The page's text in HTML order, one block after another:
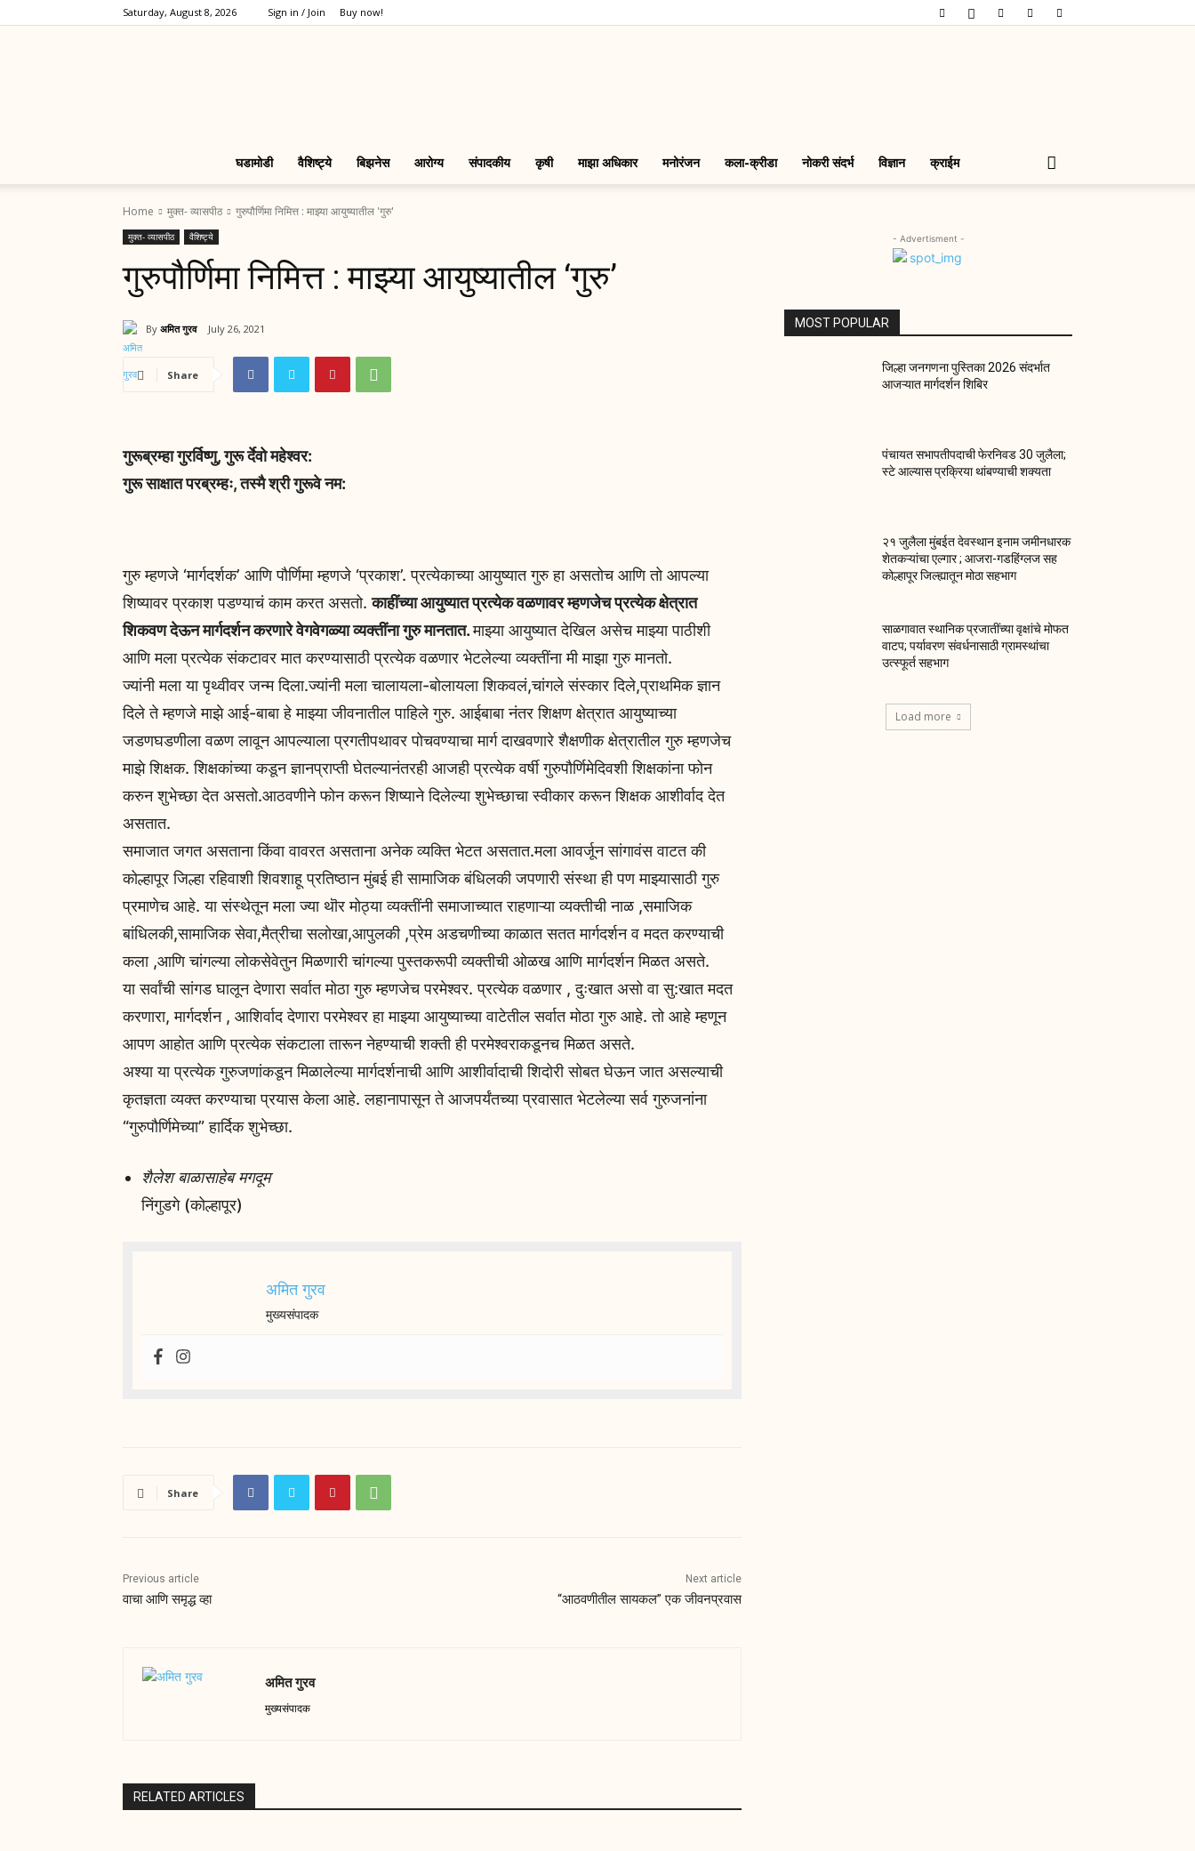
Saturday, August 8, 2026 Sign in / Join Buy now!
घडामोडी वैशिष्ट्ये बिझनेस आरोग्य संपादकीय कृषी माझा अधिकार मनोरंजन कला-क्रीडा नोकरी संदर्भ विज्ञान क्राईम
Home मुक्त- व्यासपीठ गुरुपौर्णिमा निमित्त : माझ्या आयुष्यातील 'गुरु'
मुक्त- व्यासपीठ वैशिष्ट्ये
गुरुपौर्णिमा निमित्त : माझ्या आयुष्यातील ‘गुरु’
By अमित गुरव July 26, 2021
Share
गुरूब्रम्हा गुरर्विष्णु, गुरू र्देवो महेश्वर:
गुरू साक्षात परब्रम्हः, तस्मै श्री गुरूवे नम:
गुरु म्हणजे ‘मार्गदर्शक’ आणि पौर्णिमा म्हणजे ‘प्रकाश’. प्रत्येकाच्या आयुष्यात गुरु हा असतोच आणि तो आपल्या
शिष्यावर प्रकाश पडण्याचं काम करत असतो.काहींच्या आयुष्यात प्रत्येक वळणावर म्हणजेच प्रत्येक क्षेत्रात
शिकवण देऊन मार्गदर्शन करणारे वेगवेगळ्या व्यक्तींना गुरु मानतात.माझ्या आयुष्यात देखिल असेच माझ्या पाठीशी
आणि मला प्रत्येक संकटावर मात करण्यासाठी प्रत्येक वळणार भेटलेल्या व्यक्तींना मी माझा गुरु मानतो.
ज्यांनी मला या पृथ्वीवर जन्म दिला.ज्यांनी मला चालायला-बोलायला शिकवलं,चांगले संस्कार दिले,प्राथमिक ज्ञान
दिले ते म्हणजे माझे आई-बाबा हे माझ्या जीवनातील पाहिले गुरु. आईबाबा नंतर शिक्षण क्षेत्रात आयुष्याच्या
जडणघडणीला वळण लावून आपल्याला प्रगतीपथावर पोचवण्याचा मार्ग दाखवणारे शैक्षणीक क्षेत्रातील गुरु म्हणजेच
माझे शिक्षक. शिक्षकांच्या कडून ज्ञानप्राप्ती घेतल्यानंतरही आजही प्रत्येक वर्षी गुरुपौर्णिमेदिवशी शिक्षकांना फोन
करुन शुभेच्छा देत असतो.आठवणीने फोन करून शिष्याने दिलेल्या शुभेच्छाचा स्वीकार करून शिक्षक आशीर्वाद देत
असतात.
समाजात जगत असताना किंवा वावरत असताना अनेक व्यक्ति भेटत असतात.मला आवर्जून सांगावंस वाटत की
कोल्हापूर जिल्हा रहिवाशी शिवशाहू प्रतिष्ठान मुंबई ही सामाजिक बंधिलकी जपणारी संस्था ही पण माझ्यासाठी गुरु
प्रमाणेच आहे. या संस्थेतून मला ज्या थॊर मोठ्या व्यक्तींनी समाजाच्यात राहणाऱ्या व्यक्तीची नाळ ,समाजिक
बांधिलकी,सामाजिक सेवा,मैत्रीचा सलोखा,आपुलकी ,प्रेम अडचणीच्या काळात सतत मार्गदर्शन व मदत करण्याची
कला ,आणि चांगल्या लोकसेवेतुन मिळणारी चांगल्या पुस्तकरूपी व्यक्तीची ओळख आणि मार्गदर्शन मिळत असते.
या सर्वांची सांगड घालून देणारा सर्वात मोठा गुरु म्हणजेच परमेश्वर. प्रत्येक वळणार , दुःखात असो वा सु:खात मदत
करणारा, मार्गदर्शन , आशिर्वाद देणारा परमेश्वर हा माझ्या आयुष्याच्या वाटेतील सर्वात मोठा गुरु आहे. तो आहे म्हणून
आपण आहोत आणि प्रत्येक संकटाला तारून नेहण्याची शक्ती ही परमेश्वराकडूनच मिळत असते.
अश्या या प्रत्येक गुरुजणांकडून मिळालेल्या मार्गदर्शनाची आणि आशीर्वादाची शिदोरी सोबत घेऊन जात असल्याची
कृतज्ञता व्यक्त करण्याचा प्रयास केला आहे. लहानापासून ते आजपर्यंतच्या प्रवासात भेटलेल्या सर्व गुरुजनांना
“गुरुपौर्णिमेच्या” हार्दिक शुभेच्छा.
शैलेश बाळासाहेब मगदूम
निंगुडगे (कोल्हापूर)
अमित गुरव
मुख्यसंपादक
Share
Previous article
वाचा आणि समृद्ध व्हा
Next article
“आठवणीतील सायकल” एक जीवनप्रवास
अमित गुरव
मुख्यसंपादक
RELATED ARTICLES
- Advertisment -
MOST POPULAR
जिल्हा जनगणना पुस्तिका 2026 संदर्भात
आजऱ्यात मार्गदर्शन शिबिर
पंचायत सभापतीपदाची फेरनिवड 30 जुलैला;
स्टे आल्यास प्रक्रिया थांबण्याची शक्यता
२१ जुलैला मुंबईत देवस्थान इनाम जमीनधारक
शेतकऱ्यांचा एल्गार ; आजरा-गडहिंग्लज सह
कोल्हापूर जिल्ह्यातून मोठा सहभाग
साळगावात स्थानिक प्रजातींच्या वृक्षांचे मोफत
वाटप; पर्यावरण संवर्धनासाठी ग्रामस्थांचा
उत्स्फूर्त सहभाग
Load more